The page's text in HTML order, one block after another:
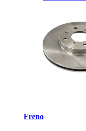
Freno